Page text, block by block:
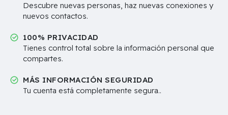
Descubre nuevas personas, haz nuevas conexiones y
nuevos contactos.
100% PRIVACIDAD
Tienes control total sobre la información personal que
compartes.
MÁS INFORMACIÓN SEGURIDAD
Tu cuenta está completamente segura..